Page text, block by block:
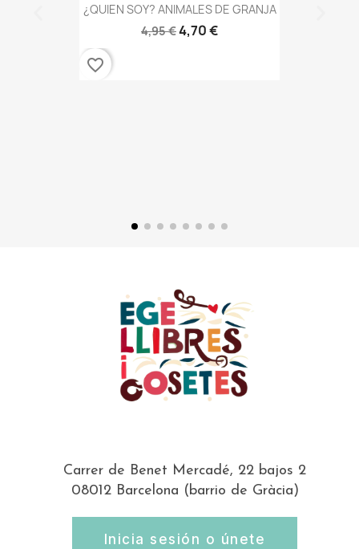
¿QUIEN SOY? ANIMALES DE GRANJA
4,95 €4,70 €
favorite_border
Carrer de Benet Mercadé, 22 bajos 2
08012 Barcelona (barrio de Gràcia)
Inicia sesión o únete